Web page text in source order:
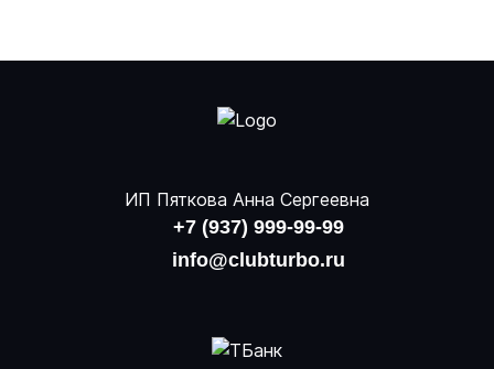
ИП Пяткова Анна Сергеевна
+7 (937) 999-99-99
info@clubturbo.ru